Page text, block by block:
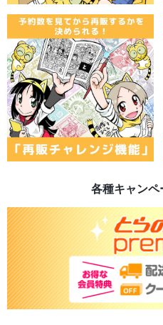
各種キャンペ